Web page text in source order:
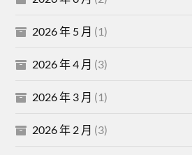
2026 年 5 月 (1)
2026 年 4 月 (3)
2026 年 3 月 (1)
2026 年 2 月 (3)